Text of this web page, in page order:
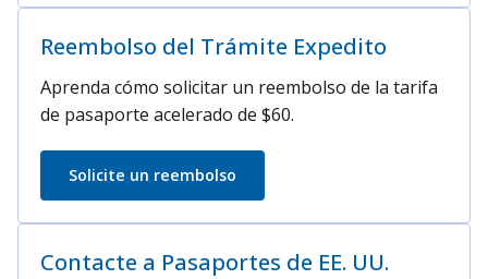
Reembolso del Trámite Expedito
Aprenda cómo solicitar un reembolso de la tarifa
de pasaporte acelerado de $60.
Solicite un reembolso
Contacte a Pasaportes de EE. UU.